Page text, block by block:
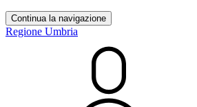
Continua la navigazione
Regione Umbria